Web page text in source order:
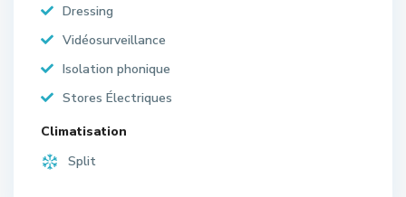
Dressing
Vidéosurveillance
Isolation phonique
Stores Électriques
Climatisation
Split